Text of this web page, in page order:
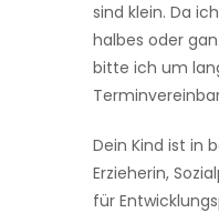
sind klein. Da
halbes oder
bitte ich um
Dein Kind ist in
Erzieherin,
für